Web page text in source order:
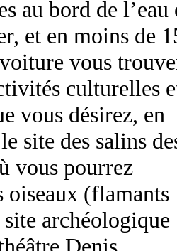
au bord de l’eau
et en moins de
vous
culturelles
vous désirez, en
site des salins
vous pourrez
oiseaux (flamants
archéologique